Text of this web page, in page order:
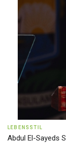
LEBENSSTIL
Abdul El-Sayeds